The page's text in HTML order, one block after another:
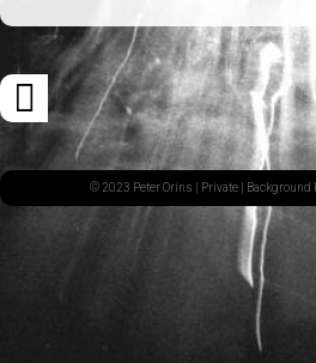
Navigation
des
articles
ARTICLE
PRÉCÉDENT© 2023 Peter Orins | Private |